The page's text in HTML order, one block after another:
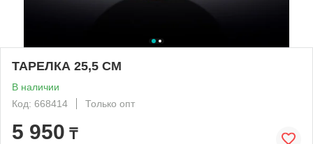
ТАРЕЛКА 25,5 СМ
В наличии
Код: 668414
Только опт
5 950 ₸